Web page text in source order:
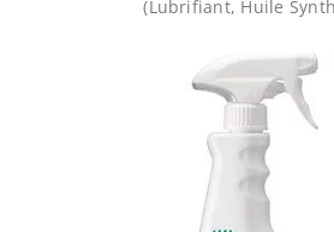
(Lubrifiant, Huile